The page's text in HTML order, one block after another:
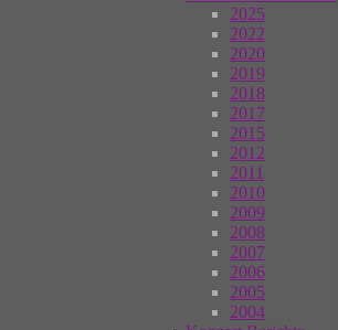
2025
2022
2020
2019
2018
2017
2015
2012
2011
2010
2009
2008
2007
2006
2005
2004